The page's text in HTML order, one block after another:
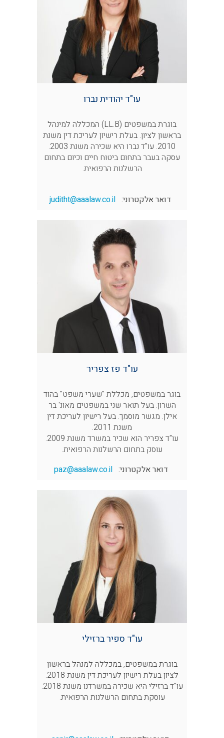
עו"ד יהודית נברו
בוגרת במשפטים (LL.B) המכללה למינהל
בראשון לציון. בעלת רישיון לעריכת דין משנת
2010. עו"ד נברו היא שכירה משנת 2003.
עסקה בעבר בתחום ביטוח חיים וכיום בתחום
הרשלנות הרפואית.
דואר אלקטרוני: juditht@aaalaw.co.il
עו"ד פז צפריר
בוגר במשפטים, מכללת "שערי משפט" בהוד
השרון. בעל תואר שני במשפטים מאונ' בר
אילן. מגשר מוסמך. בעל רישיון לעריכת דין
משנת 2011.
עו"ד צפריר הוא שכיר במשרד משנת 2009.
עוסק בתחום הרשלנות הרפואית.
דואר אלקטרוני: paz@aaalaw.co.il
עו"ד ספיר ברזילי
בוגרת במשפטים, במכללה למנהל בראשון
לציון בעלת רישיון לעריכת דין משנת 2018.
עו"ד ברזילי היא שכירה במשרדנו משנת 2018.
עוסקת בתחום הרשלנות הרפואית.